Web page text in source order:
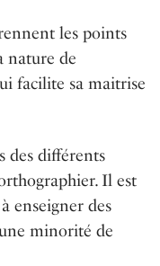
les points
nature de
facilite sa maitrise
des différents
Il est
enseigner des
minorité de